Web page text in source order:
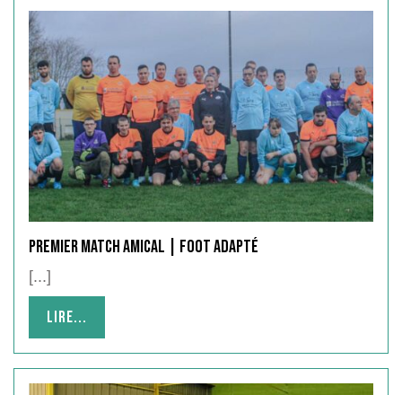
Premier match amical | foot adapté
[...]
Lire...